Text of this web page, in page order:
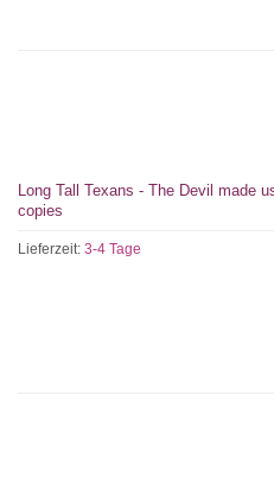
Long Tall Texans - The Devil made
copies
Lieferzeit: 3-4 Tage